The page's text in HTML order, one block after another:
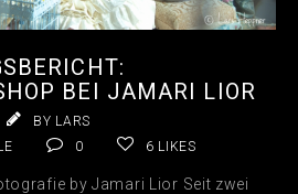
BEI JAMARI LIOR
BY LARS
0 6 LIKES
by Jamari Lior Seit zwei